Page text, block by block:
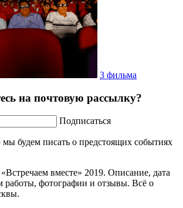
3 фильма
на почтовую рассылку?
Подписаться
мы будем писать о предстоящих событиях
вместе» 2019. Описание, дата
работы, фотографии и отзывы. Всё о